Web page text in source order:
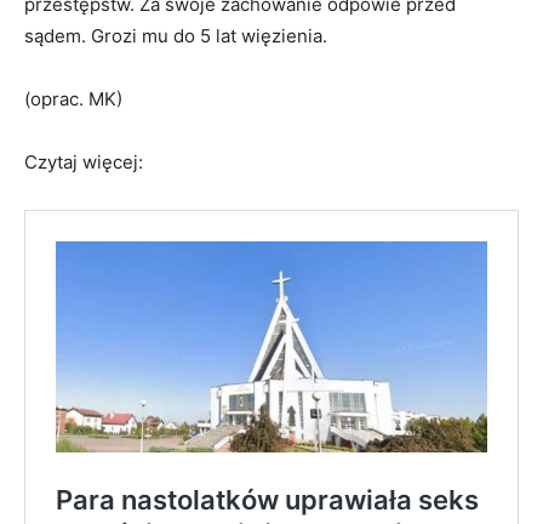
sądem. Grozi mu do 5 lat więzienia.
(oprac. MK)
Czytaj więcej: